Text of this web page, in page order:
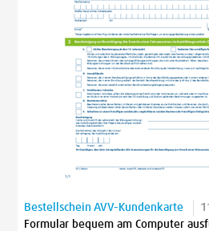
Bestellschein AVV-Kundenkarte
Formular bequem am Computer